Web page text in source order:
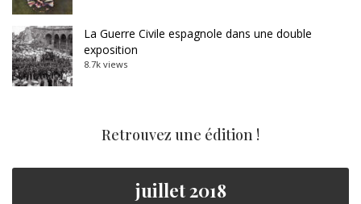
La Guerre Civile espagnole dans une double
exposition
8.7k views
Retrouvez une édition !
juillet 2018